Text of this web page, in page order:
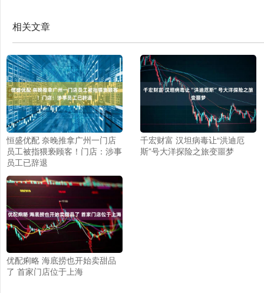
相关文章
恒盛优配 奈晚推拿广州一门店
员工被指猥亵顾客！门店：涉事
员工已辞退
千宏财富 汉坦病毒让“洪迪厄
斯”号大洋探险之旅变噩梦
优配痢略 海底捞也开始卖甜品
了 首家门店位于上海